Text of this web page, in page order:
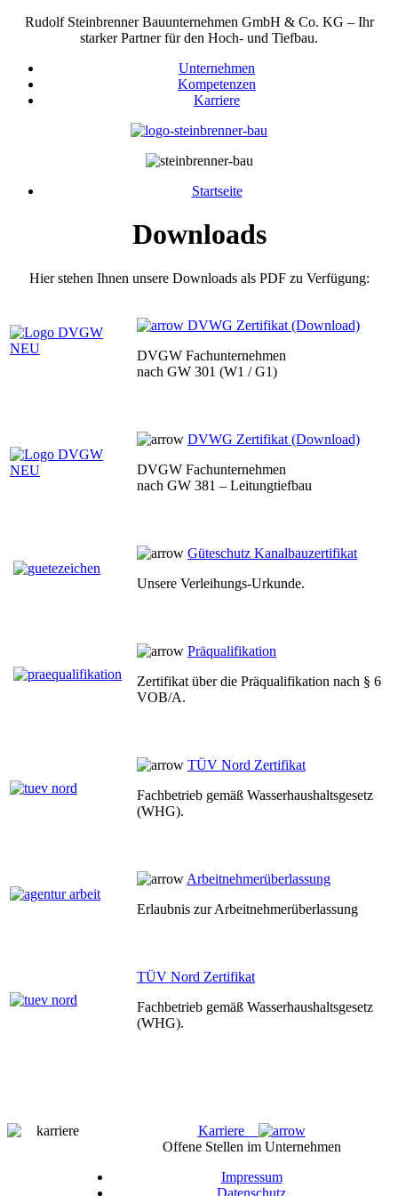
Rudolf Steinbrenner Bauunternehmen GmbH & Co. KG – Ihr
starker Partner für den Hoch- und Tiefbau.
Unternehmen
Kompetenzen
Karriere
Startseite
Downloads
Hier stehen Ihnen unsere Downloads als PDF zu Verfügung:
DVWG Zertifikat (Download)
DVGW Fachunternehmen
nach GW 301 (W1 / G1)
DVWG Zertifikat (Download)
DVGW Fachunternehmen
nach GW 381 – Leitungtiefbau
Güteschutz Kanalbauzertifikat
Unsere Verleihungs-Urkunde.
Präqualifikation
Zertifikat über die Präqualifikation nach § 6
VOB/A.
TÜV Nord Zertifikat
Fachbetrieb gemäß Wasserhaushaltsgesetz
(WHG).
Arbeitnehmerüberlassung
Erlaubnis zur Arbeitnehmerüberlassung
TÜV Nord Zertifikat
Fachbetrieb gemäß Wasserhaushaltsgesetz
(WHG).
Karriere
Offene Stellen im Unternehmen
Impressum
Datenschutz